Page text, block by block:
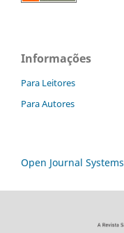
Informações
Para Leitores
Para Autores
Open Journal Systems